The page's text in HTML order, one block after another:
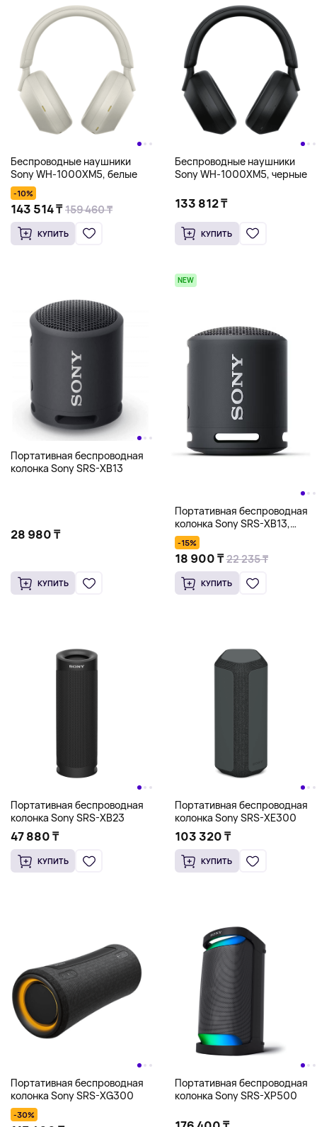
Беспроводные наушники
Sony WH-1000XM5, белые
-10%
143 514 ₸ 159 460 ₸
КУПИТЬ
Беспроводные наушники
Sony WH-1000XM5, черные
133 812 ₸
КУПИТЬ
Портативная беспроводная
колонка Sony SRS-XB13
28 980 ₸
КУПИТЬ
NEW
Портативная беспроводная
колонка Sony SRS-XB13,
черный
-15%
18 900 ₸ 22 235 ₸
КУПИТЬ
Портативная беспроводная
колонка Sony SRS-XB23
47 880 ₸
КУПИТЬ
Портативная беспроводная
колонка Sony SRS-XE300
103 320 ₸
КУПИТЬ
Портативная беспроводная
колонка Sony SRS-XG300
-30%
Портативная беспроводная
колонка Sony SRS-XP500